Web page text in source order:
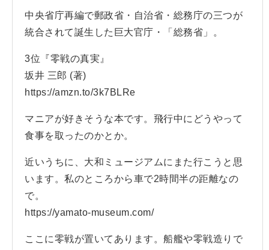
中央省庁再編で郵政省・自治省・総務庁の三つが
統合されて誕生した巨大官庁・「総務省」。
3位『零戦の真実』
坂井 三郎 (著)
https://amzn.to/3k7BLRe
マニアが好きそうな本です。飛行中にどうやって
食事を取ったのかとか。
近いうちに、大和ミュージアムにまた行こうと思
います。私のところから車で2時間半の距離なの
で。
https://yamato-museum.com/
ここに零戦が置いてあります。船艦や零戦造りで